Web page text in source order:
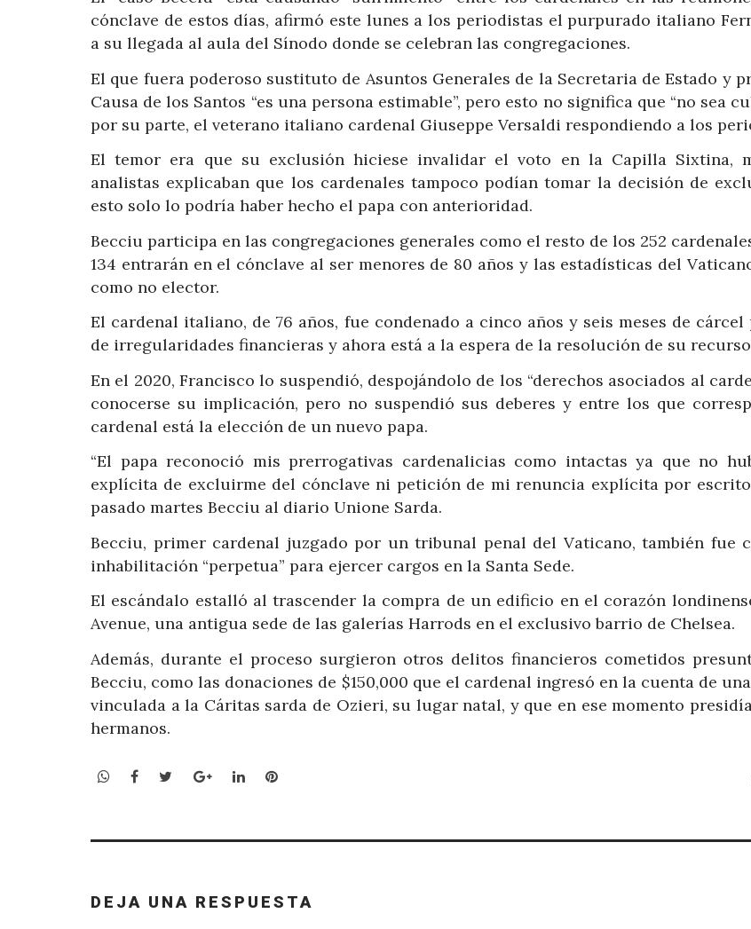
cónclave de estos días, afirmó este lunes a los periodistas el purpurado italiano
a su llegada al aula del Sínodo donde se celebran las congregaciones.
El que fuera poderoso sustituto de Asuntos Generales de la Secretaria de Estado y
Causa de los Santos “es una persona estimable”, pero esto no significa que “no sea
por su parte, el veterano italiano cardenal Giuseppe Versaldi respondiendo a los
El temor era que su exclusión hiciese invalidar el voto en la Capilla Sixtina,
analistas explicaban que los cardenales tampoco podían tomar la decisión de
esto solo lo podría haber hecho el papa con anterioridad.
Becciu participa en las congregaciones generales como el resto de los 252
134 entrarán en el cónclave al ser menores de 80 años y las estadísticas del
como no elector.
El cardenal italiano, de 76 años, fue condenado a cinco años y seis meses de cárcel
de irregularidades financieras y ahora está a la espera de la resolución de su
En el 2020, Francisco lo suspendió, despojándolo de los “derechos asociados al
conocerse su implicación, pero no suspendió sus deberes y entre los que
cardenal está la elección de un nuevo papa.
“El papa reconoció mis prerrogativas cardenalicias como intactas ya que no
explícita de excluirme del cónclave ni petición de mi renuncia explícita por
pasado martes Becciu al diario Unione Sarda.
Becciu, primer cardenal juzgado por un tribunal penal del Vaticano, también fue
inhabilitación “perpetua” para ejercer cargos en la Santa Sede.
El escándalo estalló al trascender la compra de un edificio en el corazón
Avenue, una antigua sede de las galerías Harrods en el exclusivo barrio de Chelsea.
Además, durante el proceso surgieron otros delitos financieros cometidos
Becciu, como las donaciones de $150,000 que el cardenal ingresó en la cuenta de
vinculada a la Cáritas sarda de Ozieri, su lugar natal, y que en ese momento
hermanos.
WhatsApp
Facebook
TwitterGoogle+LinkedInPinterest
DEJA UNA RESPUESTA